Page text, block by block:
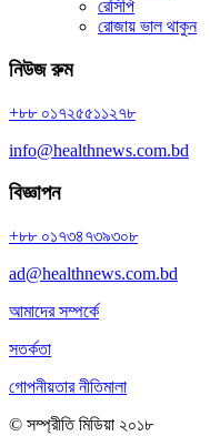
রেসিপি
রোজায় ভাল থাকুন
নিউজ রুম
+৮৮ ০১৭২৫৫১১২৭৮
info@healthnews.com.bd
বিজ্ঞাপন
+৮৮ ০১৭৩৪৭৩৯৩০৮
ad@healthnews.com.bd
আমাদের সম্পর্কে
সতর্কতা
গোপনীয়তার নীতিমালা
© সম্প্রীতি মিডিয়া ২০১৮